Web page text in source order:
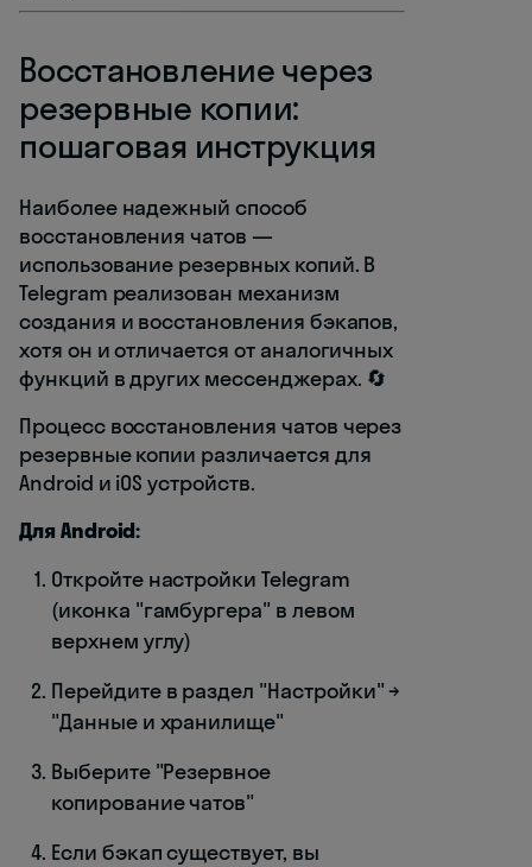
Восстановление через
резервные копии:
пошаговая инструкция
Наиболее надежный способ
восстановления чатов —
использование резервных копий. В
Telegram реализован механизм
создания и восстановления бэкапов,
хотя он и отличается от аналогичных
функций в других мессенджерах. 🔄
Процесс восстановления чатов через
резервные копии различается для
Android и iOS устройств.
Для Android:
Откройте настройки Telegram
(иконка "гамбургера" в левом
верхнем углу)
Перейдите в раздел "Настройки" →
"Данные и хранилище"
Выберите "Резервное
копирование чатов"
Если бэкап существует, вы